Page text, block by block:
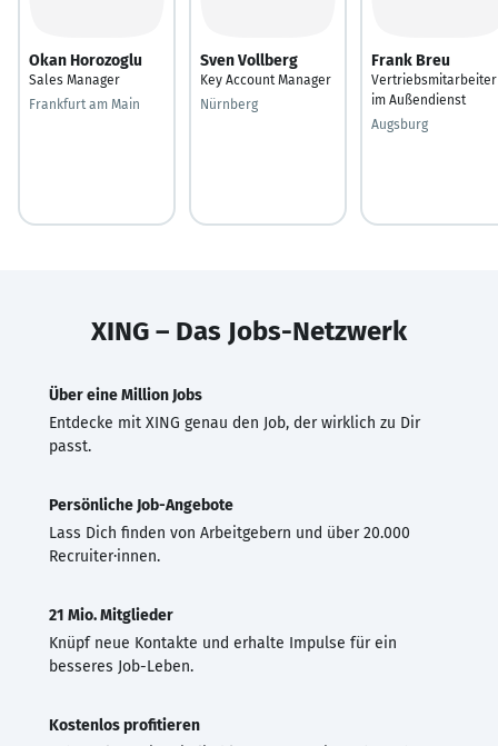
Okan Horozoglu
Sales Manager
Frankfurt am Main
Sven Vollberg
Key Account Manager
Nürnberg
Frank Breu
Vertriebsmitarbeiter
im Außendienst
Augsburg
XING – Das Jobs-Netzwerk
Über eine Million Jobs
Entdecke mit XING genau den Job, der wirklich zu Dir
passt.
Persönliche Job-Angebote
Lass Dich finden von Arbeitgebern und über 20.000
Recruiter·innen.
21 Mio. Mitglieder
Knüpf neue Kontakte und erhalte Impulse für ein
besseres Job-Leben.
Kostenlos profitieren